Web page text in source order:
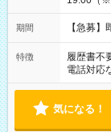
期間 【急募
特徴 履歴書不
電話対応
気になる！